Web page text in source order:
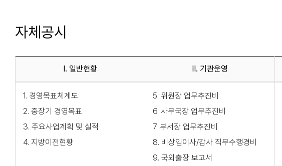
자체공시
I. 일반현황 II. 기관운영
1. 경영목표체계도
2. 중장기 경영목표
3. 주요사업계획 및 실적
4. 지방이전현황
5. 위원장 업무추진비
6. 사무국장 업무추진비
7. 부서장 업무추진비
8. 비상임이사/감사 직무수행경비
9. 국외출장 보고서